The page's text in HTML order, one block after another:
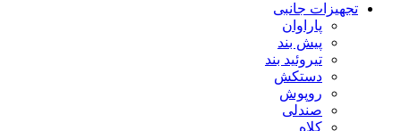
تجهیزات جانبی
پاراوان
پیش بند
تیروئید بند
دستکش
روپوش
صندلی
کلاه